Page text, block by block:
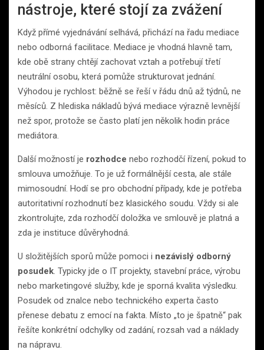
nástroje, které stojí za zvážení
Když přímé vyjednávání selhává, přichází na řadu mediace
nebo odborná facilitace. Mediace je vhodná hlavně tam,
kde obě strany chtějí zachovat vztah a potřebují třetí
neutrální osobu, která pomůže strukturovat jednání.
Výhodou je rychlost: běžně se řeší v řádu dnů až týdnů, ne
měsíců. Z hlediska nákladů bývá mediace výrazně levnější
než spor, protože se často platí jen několik hodin práce
mediátora.
Další možností je rozhodce nebo rozhodčí řízení, pokud to
smlouva umožňuje. To je už formálnější cesta, ale stále
mimosoudní. Hodí se pro obchodní případy, kde je potřeba
autoritativní rozhodnutí bez klasického soudu. Vždy si ale
zkontrolujte, zda rozhodčí doložka ve smlouvě je platná a
zda je instituce důvěryhodná.
U složitějších sporů může pomoci i nezávislý odborný
posudek. Typicky jde o IT projekty, stavební práce, výrobu
nebo marketingové služby, kde je sporná kvalita výsledku.
Posudek od znalce nebo technického experta často
přenese debatu z emocí na fakta. Místo „to je špatně“ pak
řešíte konkrétní odchylky od zadání, rozsah vad a náklady
na nápravu.